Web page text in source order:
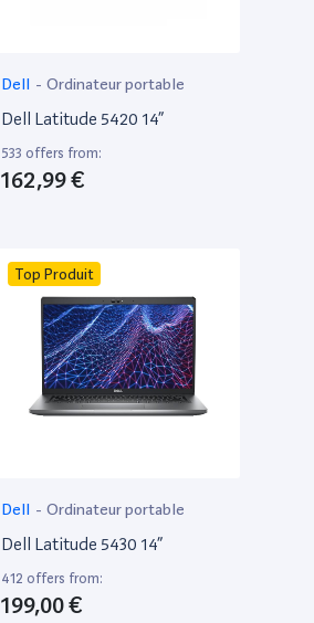
Dell - Ordinateur portable
Dell Latitude 5420 14”
533 offers from:
162,99 €
Top Produit
Dell - Ordinateur portable
Dell Latitude 5430 14”
412 offers from:
199,00 €